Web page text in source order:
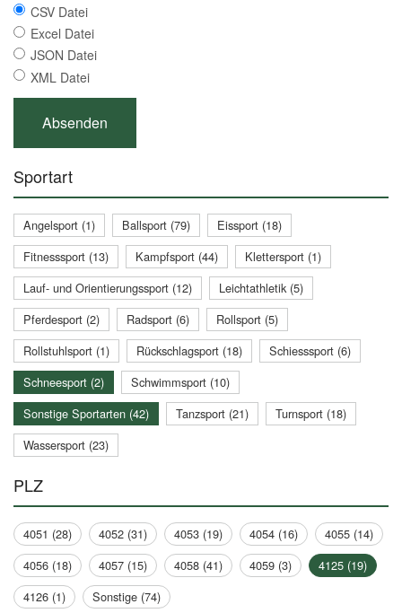
CSV Datei
Excel Datei
JSON Datei
XML Datei
Sportart
Angelsport (1) Ballsport (79)
Eissport (18)
Fitnesssport (13)
Kampfsport (44)
Klettersport (1)
Lauf- und Orientierungssport (12)
Leichtathletik (5)
Pferdesport (2)
Radsport (6)
Rollsport (5)
Rollstuhlsport (1)
Rückschlagsport (18)
Schiesssport (6)
Schneesport (2)
Schwimmsport (10)
Sonstige Sportarten (42)
Tanzsport (21)
Turnsport (18)
Wassersport (23)
PLZ
4051 (28) 4052 (31) 4053 (19) 4054 (16)
4055 (14)
4056 (18)
4057 (15) 4058 (41) 4059 (3)
4125 (19)
4126 (1)
Sonstige (74)